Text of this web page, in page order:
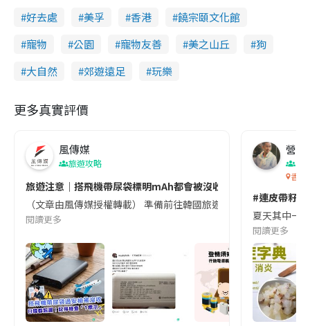
好去處 美孚 香港
饒宗頤文化館
寵物
公園 寵物友善 美之山丘
狗
大自然
郊遊遠足 玩樂
更多真實評價
風傳媒
旅遊攻略
旅遊注意｜搭飛機帶尿袋標明mAh都會被沒收😱出發前切記檢查
（文章由風傳媒授權轉載） 準備前往韓國旅遊的民眾，近期要
閱讀更多
營養
香港
#連皮帶籽
夏天其中一
閱讀更多